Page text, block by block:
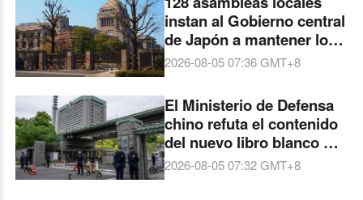
instan al Gobierno central
de Japón a mantener los
Tres Principios No
2026-08-05 07:36GMT+8
El Ministerio de Defensa
chino refuta el contenido
del nuevo libro blanco de
defensa japonés
2026-08-05 07:32GMT+8